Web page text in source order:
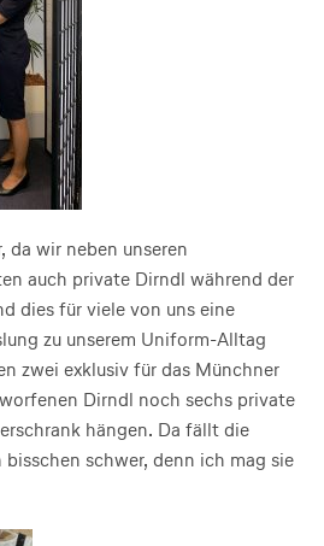
da wir neben unseren
auch private Dirndl während der
dies für viele von uns eine
zu unserem Uniform-Alltag
zwei exklusiv für das Münchner
Dirndl noch sechs private
hängen. Da fällt die
schwer, denn ich mag sie